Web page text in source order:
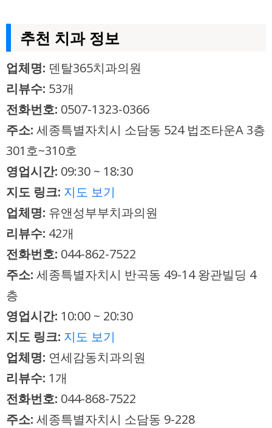
추천 치과 정보
업체명: 덴탈365치과의원
리뷰수: 53개
전화번호: 0507-1323-0366
주소: 세종특별자치시 소담동 524 법조타운A 3층
301호~310호
영업시간: 09:30 ~ 18:30
지도 링크: 지도 보기
업체명: 유앤성부부치과의원
리뷰수: 42개
전화번호: 044-862-7522
주소: 세종특별자치시 반곡동 49-14 왕관빌딩 4
층
영업시간: 10:00 ~ 20:30
지도 링크: 지도 보기
업체명: 연세감동치과의원
리뷰수: 1개
전화번호: 044-868-7522
주소: 세종특별자치시 소담동 9-228